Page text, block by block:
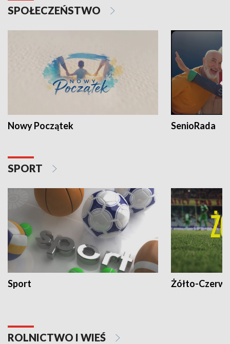
SPOŁECZEŃSTWO
Nowy Początek SenioRada
SPORT
Sport Żółto-
ROLNICTWO I WIEŚ